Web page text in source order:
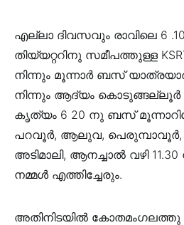
എല്ലാ ദിവസവും രാവിലെ 6
തിയ്യറ്ററിനു സമീപത്തുള്ള
നിന്നും മൂന്നാർ ബസ്
നിന്നും ആദ്യം കൊടുങ്ങല്ലൂർ
കൃത്യം 6 20 നു ബസ്
പറവൂർ, ആലുവ, പെരുമ്പാവൂർ,
അടിമാലി, ആനച്ചാൽ വഴി
നമ്മൾ എത്തിച്ചേരും.
അതിനിടയിൽ